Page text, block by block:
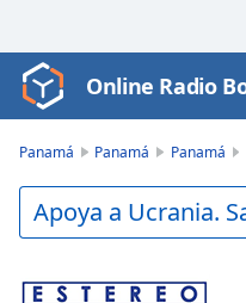
Video
Player
Play
Video
Backward
Online Radio
Panamá Panamá Panamá
Apoya a Ucrania.